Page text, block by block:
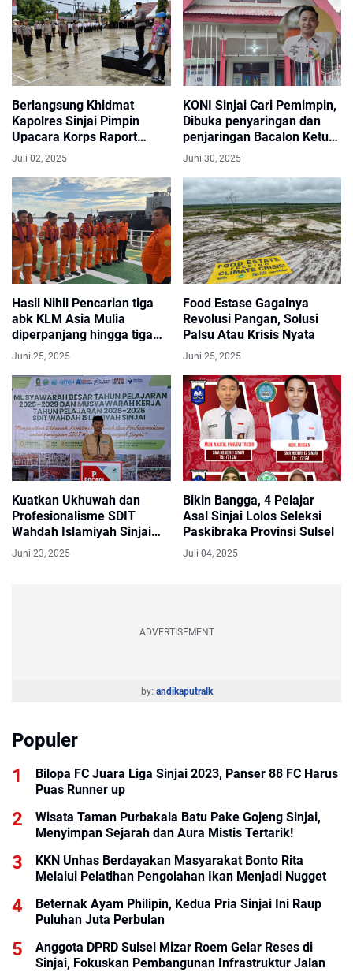
Berlangsung Khidmat
Kapolres Sinjai Pimpin
Upacara Korps Raport
Kenaikan Pangkat 23
Juli 02, 2025
KONI Sinjai Cari Pemimpin,
Dibuka penyaringan dan
penjaringan Bacalon Ketua
KONI ini Jadwalnya
Juni 30, 2025
Hasil Nihil Pencarian tiga
abk KLM Asia Mulia
diperpanjang hingga tiga
hari kedepan
Juni 25, 2025
Food Estase Gagalnya
Revolusi Pangan, Solusi
Palsu Atau Krisis Nyata
Juni 25, 2025
Kuatkan Ukhuwah dan
Profesionalisme SDIT
Wahdah Islamiyah Sinjai
Sukses Gelar Musyawarah
Juni 23, 2025
Bikin Bangga, 4 Pelajar
Asal Sinjai Lolos Seleksi
Paskibraka Provinsi Sulsel
Juli 04, 2025
ADVERTISEMENT
by: andikaputralk
Populer
Bilopa FC Juara Liga Sinjai 2023, Panser 88 FC Harus
Puas Runner up
Wisata Taman Purbakala Batu Pake Gojeng Sinjai,
Menyimpan Sejarah dan Aura Mistis Tertarik!
KKN Unhas Berdayakan Masyarakat Bonto Rita
Melalui Pelatihan Pengolahan Ikan Menjadi Nugget
Beternak Ayam Philipin, Kedua Pria Sinjai Ini Raup
Puluhan Juta Perbulan
Anggota DPRD Sulsel Mizar Roem Gelar Reses di
Sinjai, Fokuskan Pembangunan Infrastruktur Jalan